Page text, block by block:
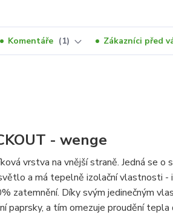
Komentáře 1 Zákazníci před
- wenge
vrstva na vnější straně. Jedná se o
a má tepelně izolační vlastnosti -
zatemnění. Díky svým jedinečným
paprsky, a tím omezuje proudění